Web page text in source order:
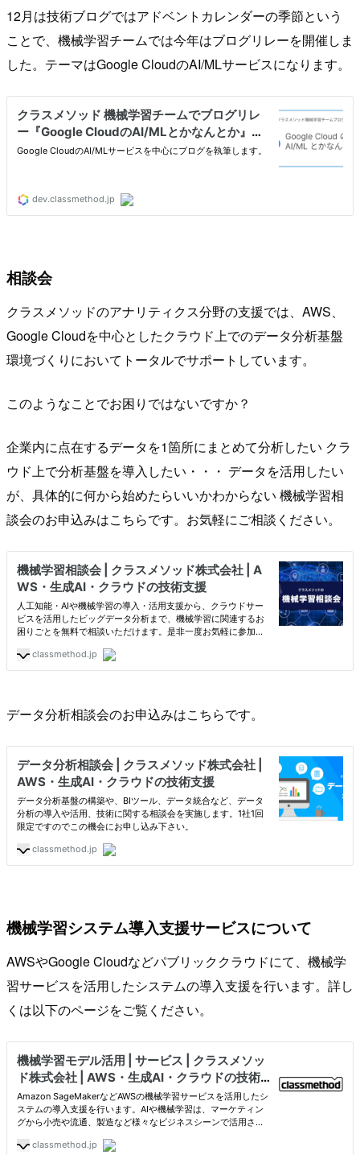
12月は技術ブログではアドベントカレンダーの季節という
ことで、機械学習チームでは今年はブログリレーを開催しま
した。テーマはGoogle CloudのAI/MLサービスになります。
相談会
クラスメソッドのアナリティクス分野の支援では、AWS、
Google Cloudを中心としたクラウド上でのデータ分析基盤
環境づくりにおいてトータルでサポートしています。
このようなことでお困りではないですか？
企業内に点在するデータを1箇所にまとめて分析したい クラ
ウド上で分析基盤を導入したい・・・ データを活用したい
が、具体的に何から始めたらいいかわからない 機械学習相
談会のお申込みはこちらです。お気軽にご相談ください。
データ分析相談会のお申込みはこちらです。
機械学習システム導入支援サービスについて
AWSやGoogle Cloudなどパブリッククラウドにて、機械学
習サービスを活用したシステムの導入支援を行います。詳し
くは以下のページをご覧ください。